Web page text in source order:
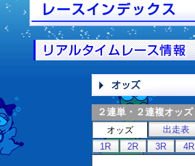
２連単・２連複オッズ
オッズ 出走表
1R
2R 3R 4R